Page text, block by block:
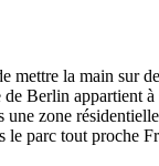
la main sur
Berlin appartient
zone
parc tout proche